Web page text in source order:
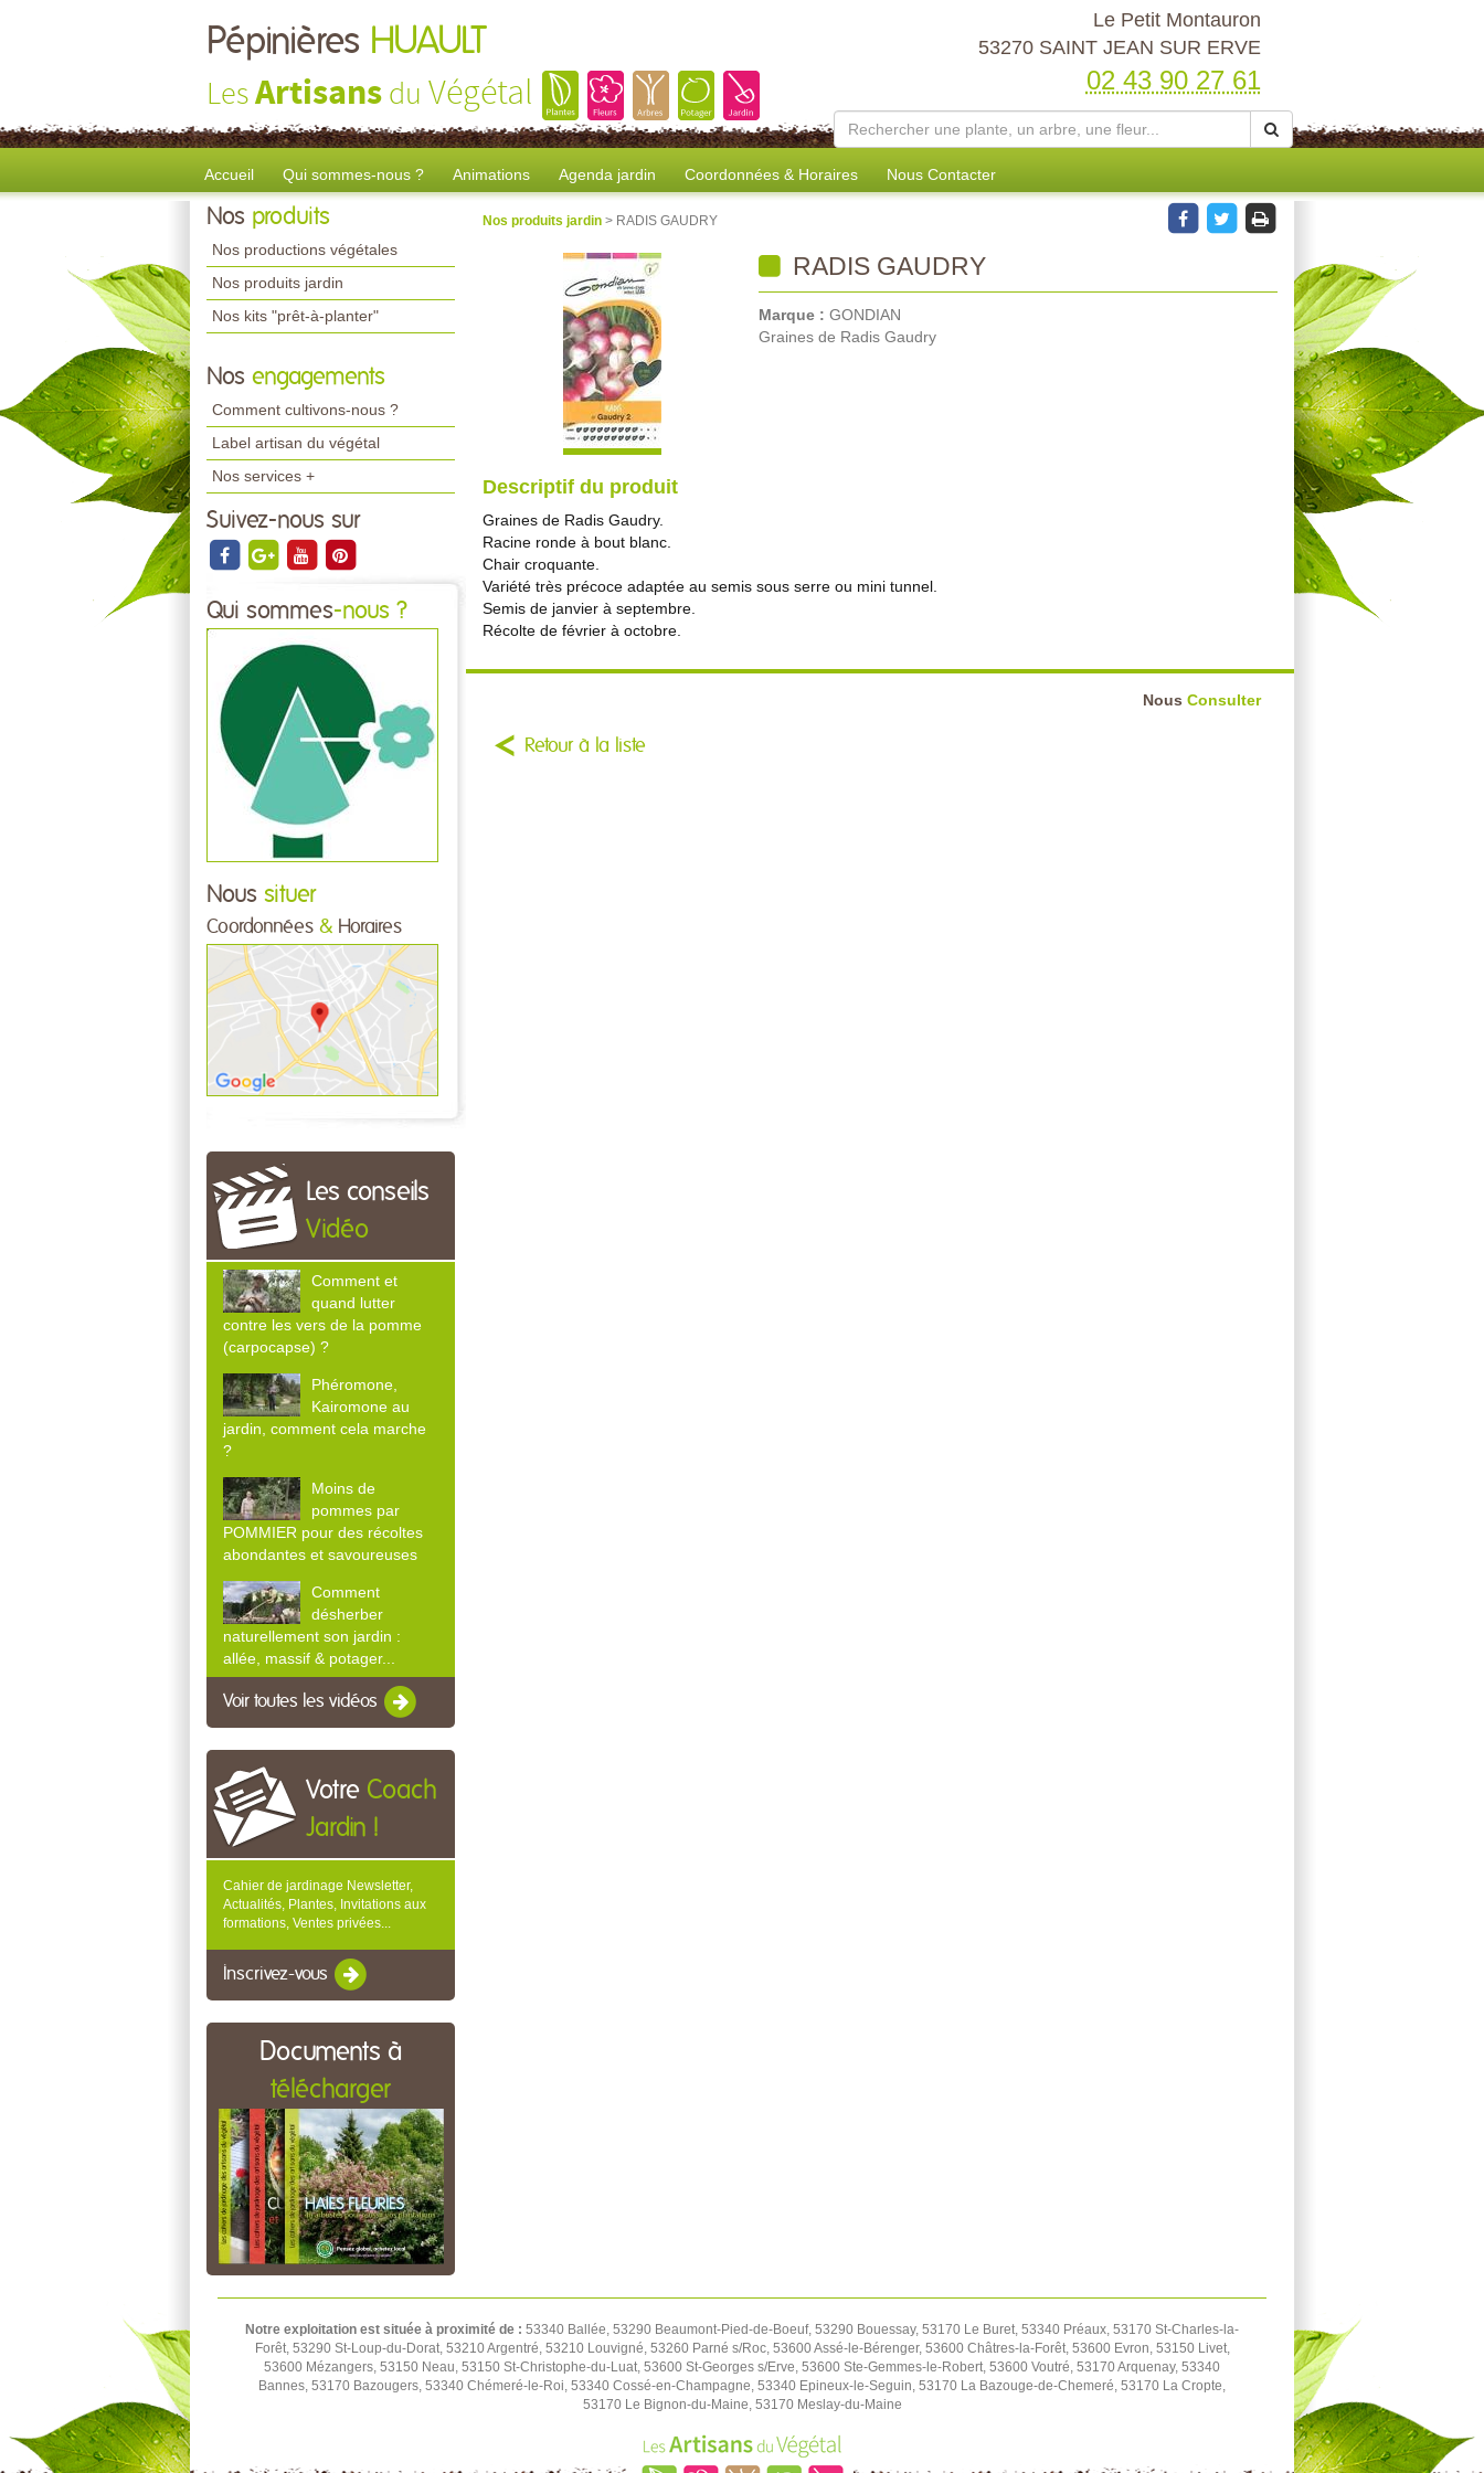
Pépinières HUAULT
LesArtisans du Végétal
Le Petit Montauron
53270 SAINT JEAN SUR ERVE
02 43 90 27 61
Accueil Qui sommes-nous ? Animations Agenda jardin Coordonnées & Horaires Nous Contacter
Nos produits
Nos productions végétales
Nos produits jardin
Nos kits "prêt-à-planter"
Nos engagements
Comment cultivons-nous ?
Label artisan du végétal
Nos services +
Suivez-nous sur
Qui sommes-nous ?
Nous situer
Coordonnées & Horaires
Les conseils
Vidéo
Comment et
quand lutter
contre les vers de la pomme
(carpocapse) ?
Phéromone,
Kairomone au
jardin, comment cela marche
?
Moins de
pommes par
POMMIER pour des récoltes
abondantes et savoureuses
Comment
désherber
naturellement son jardin :
allée, massif & potager...
Voir toutes les vidéos
Votre Coach
Jardin !
Cahier de jardinage Newsletter,
Actualités, Plantes, Invitations aux
formations, Ventes privées...
Inscrivez-vous
Documents à
télécharger
Nos produits jardin > RADIS GAUDRY
RADIS GAUDRY
Marque : GONDIAN
Graines de Radis Gaudry
Descriptif du produit
Graines de Radis Gaudry.
Racine ronde à bout blanc.
Chair croquante.
Variété très précoce adaptée au semis sous serre ou mini tunnel.
Semis de janvier à septembre.
Récolte de février à octobre.
Nous Consulter
Retour à la liste
Notre exploitation est située à proximité de : 53340 Ballée, 53290 Beaumont-Pied-de-Boeuf, 53290 Bouessay, 53170 Le Buret, 53340 Préaux, 53170 St-Charles-la-
Forêt, 53290 St-Loup-du-Dorat, 53210 Argentré, 53210 Louvigné, 53260 Parné s/Roc, 53600 Assé-le-Bérenger, 53600 Châtres-la-Forêt, 53600 Evron, 53150 Livet,
53600 Mézangers, 53150 Neau, 53150 St-Christophe-du-Luat, 53600 St-Georges s/Erve, 53600 Ste-Gemmes-le-Robert, 53600 Voutré, 53170 Arquenay, 53340
Bannes, 53170 Bazougers, 53340 Chémeré-le-Roi, 53340 Cossé-en-Champagne, 53340 Epineux-le-Seguin, 53170 La Bazouge-de-Chemeré, 53170 La Cropte,
53170 Le Bignon-du-Maine, 53170 Meslay-du-Maine